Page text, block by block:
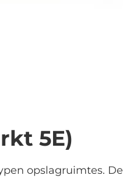
5E)
opslagruimtes. De